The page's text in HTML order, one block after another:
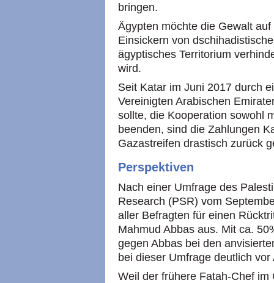
bringen.
Ägypten möchte die Gewalt
Einsickern von
ägyptisches Territorium
wird.
Seit Katar im Juni 2017 durch
Vereinigten Arabischen
sollte, die Kooperation sowohl
beenden, sind die Zahlungen
Gazastreifen drastisch zurück
Perspektiven
Nach einer Umfrage des
Research (PSR) vom
aller Befragten für einen
Mahmud Abbas aus. Mit ca.
gegen Abbas bei den
bei dieser Umfrage deutlich
Weil der frühere Fatah-Chef